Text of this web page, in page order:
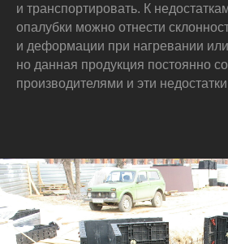
и транспортировать. К
опалубки можно отнести
и деформации при нагревании
но данная продукция постоянно
производителями и эти